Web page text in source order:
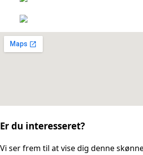
Er du interesseret?
Vi ser frem til at vise dig denne